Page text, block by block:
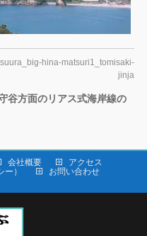
hina-matsuri1_tomisaki-
jinja
谷方面のリアス式海岸線の
会社概要
アクセス
）
お問い合わせ